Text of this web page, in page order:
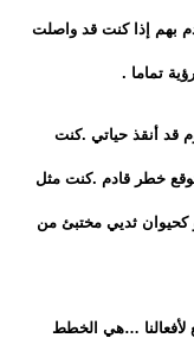
بهم إذا كنت قد واصلت
تماما .
قد أنقذ حياتي .كنت
خطر قادم .كنت مثل
كحيوان ثديي مختبئ من
لأفعالنا …هي الخطط